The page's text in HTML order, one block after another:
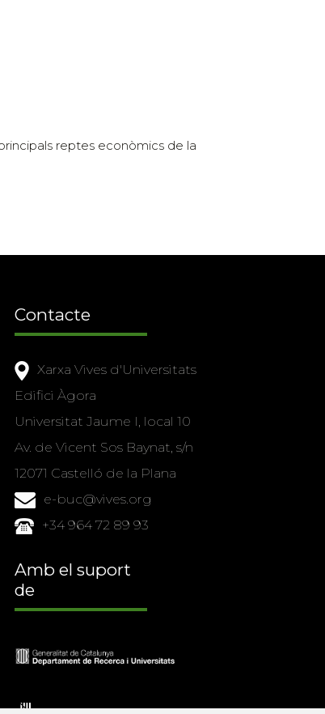
reptes econòmics de la
Contacte
Xarxa Vives d'Universitats
Edifici Àgora
Universitat Jaume I, local 10
Av. de Vicent Sos Baynat, s/n
12071 Castelló de la Plana
e-buc@vives.org
+34 964 72 89 93
Amb el suport
de